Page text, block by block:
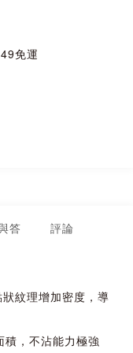
免運
答 評論
紋理增加密度，導
，不沾能力極強